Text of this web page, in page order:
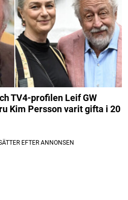
TV4-profilen Leif GW
Kim Persson varit gifta i 20